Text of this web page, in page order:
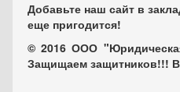
Добавьте наш сайт в
еще пригодится!
© 2016 ООО
Защищаем защитников!!!